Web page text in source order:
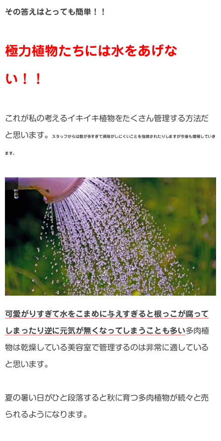
その答えはとっても簡単！！
極力植物たちには水をあげな
い！！
これが私の考えるイキイキ植物をたくさん管理する方法だ
と思います。 スタッフからは数が多すぎて掃除がしにくいことを指摘されたりしますが今後も増殖していき
ます。
可愛がりすぎて水をこまめに与えすぎると根っこが腐って
しまったり逆に元気が無くなってしまうことも多い多肉植
物は乾燥している美容室で管理するのは非常に適している
と思います。
夏の暑い日がひと段落すると秋に育つ多肉植物が続々と売
られるようになります。